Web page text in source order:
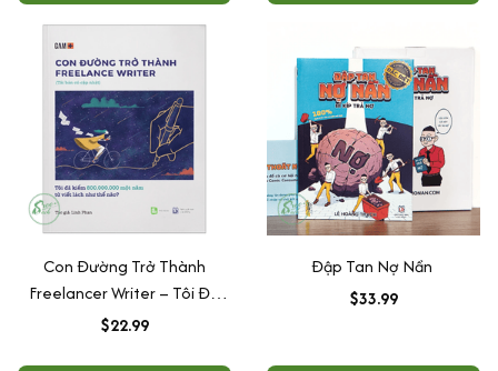
Con Đường Trở Thành
Freelancer Writer – Tôi Đã
Kiếm 800.000.000 Một Năm
$22.99
Đập Tan Nợ Nần
$33.99